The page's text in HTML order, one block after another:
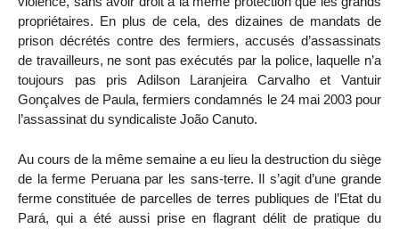
propriétaires. En plus de cela, des dizaines de mandats de
prison décrétés contre des fermiers, accusés d’assassinats
de travailleurs, ne sont pas exécutés par la police, laquelle n’a
toujours pas pris Adilson Laranjeira Carvalho et Vantuir
Gonçalves de Paula, fermiers condamnés le 24 mai 2003 pour
l’assassinat du syndicaliste João Canuto.
Au cours de la même semaine a eu lieu la destruction du siège
de la ferme Peruana par les sans-terre. Il s’agit d’une grande
ferme constituée de parcelles de terres publiques de l’Etat du
Pará, qui a été aussi prise en flagrant délit de pratique du